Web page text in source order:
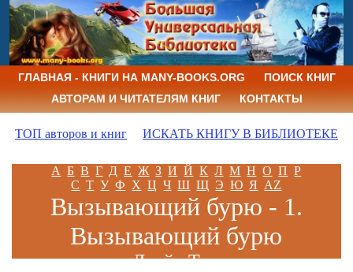
ГЛАВНАЯ - КНИГИ НА MANY-BOOKS.ORG
ПОИСК КНИГ
АВТОРАМ И ЧИТАТЕЛЯМ КНИГ
КОНТАКТЫ
ТОП авторов и книг ИСКАТЬ КНИГУ В БИБЛИОТЕКЕ
А Б В Г Д Е Ж З И Й К Л М Н О П Р
С Т У Ф Х Ц Ч Ш Щ Э Ю Я AZ
Вызывающий бурю - 1.
Вызывающий бурю
Ллойд Том